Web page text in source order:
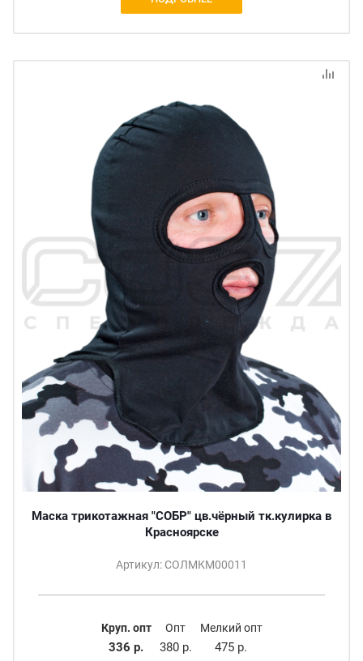
Маска трикотажная "СОБР" цв.чёрный тк.кулирка в
Красноярске
Артикул: СОЛМКМ00011
Круп. опт
336 р.
Опт
380 р.
Мелкий опт
475 р.